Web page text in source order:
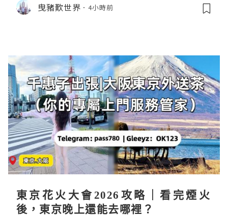
曳豬歎世界 4小時前
東京花火大會2026攻略｜看完煙火
後，東京晚上還能去哪裡？